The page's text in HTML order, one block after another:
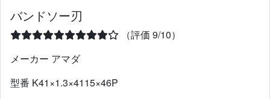
バンドソー刃
（評価 9/10）
メーカー アマダ
型番 K41×1.3×4115×46P